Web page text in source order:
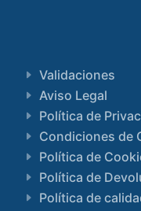
Validaciones
Aviso Legal
Política de
Condiciones de
Política de
Política de
Política de